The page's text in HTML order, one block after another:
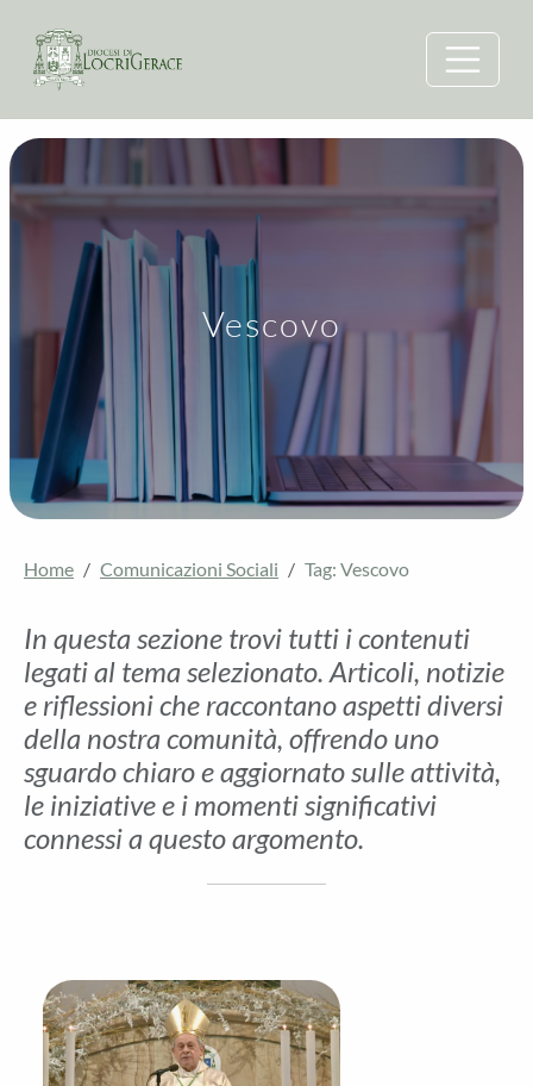
Vescovo
Home Comunicazioni Sociali Tag: Vescovo
In questa sezione trovi tutti i contenuti
legati al tema selezionato. Articoli, notizie
e riflessioni che raccontano aspetti diversi
della nostra comunità, offrendo uno
sguardo chiaro e aggiornato sulle attività,
le iniziative e i momenti significativi
connessi a questo argomento.